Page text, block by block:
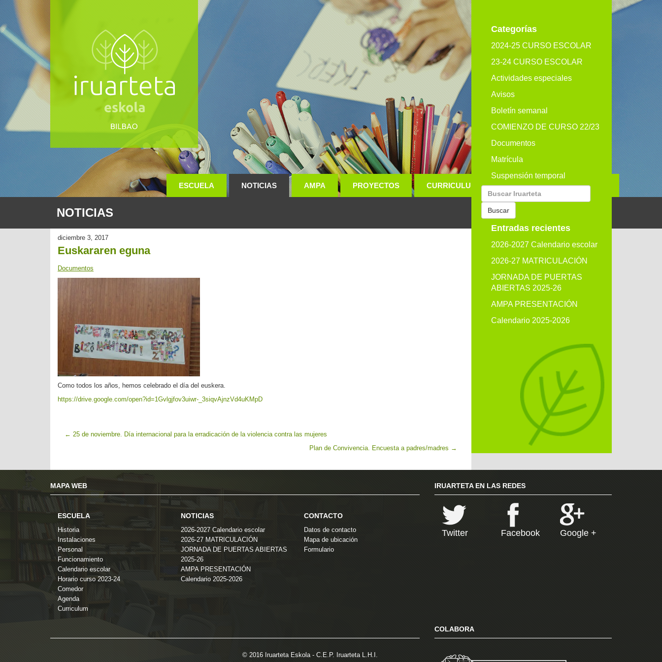
ESCUELA NOTICIAS AMPA PROYECTOS CURRICULUM GALERIA CONTACTO
NOTICIAS
diciembre 3, 2017
Euskararen eguna
Documentos
Como todos los años, hemos celebrado el día del euskera.
https://drive.google.com/open?id=1Gvlgjfov3uiwr-_3siqvAjnzVd4uKMpD
← 25 de noviembre. Día internacional para la erradicación de la violencia contra las mujeres
Plan de Convivencia. Encuesta a padres/madres →
Categorías
2024-25 CURSO ESCOLAR
23-24 CURSO ESCOLAR
Actividades especiales
Avisos
Boletín semanal
COMIENZO DE CURSO 22/23
Documentos
Matrícula
Suspensión temporal
Buscar
por:
Buscar
Entradas recientes
2026-2027 Calendario escolar
2026-27 MATRICULACIÓN
JORNADA DE PUERTAS
ABIERTAS 2025-26
AMPA PRESENTACIÓN
Calendario 2025-2026
MAPA WEB
ESCUELA
Historia
Instalaciones
Personal
Funcionamiento
Calendario escolar
Horario curso 2023-24
Comedor
Agenda
Curriculum
NOTICIAS
2026-2027 Calendario escolar
2026-27 MATRICULACIÓN
JORNADA DE PUERTAS ABIERTAS
2025-26
AMPA PRESENTACIÓN
Calendario 2025-2026
CONTACTO
Datos de contacto
Mapa de ubicación
Formulario
IRUARTETA EN LAS REDES
Twitter Facebook Google +
© 2016 Iruarteta Eskola - C.E.P. Iruarteta L.H.I.
COLABORA